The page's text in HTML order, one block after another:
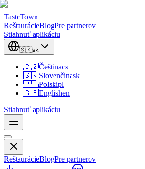
TasteTown
ReštaurácieBlogPre partnerov
Stiahnuť aplikáciu
🇸🇰sk
🇨🇿Češtinacs
🇸🇰Slovenčinask
🇵🇱Polskipl
🇬🇧Englishen
Stiahnuť aplikáciu
ReštaurácieBlogPre partnerov